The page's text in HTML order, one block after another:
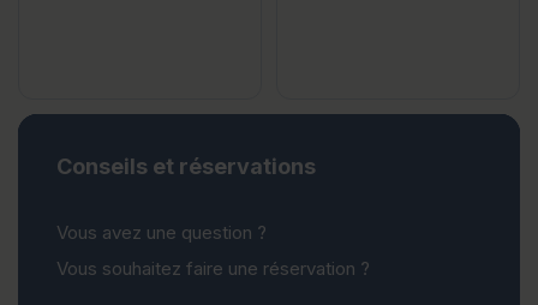
Conseils et réservations
Vous avez une question ?
Vous souhaitez faire une réservation ?